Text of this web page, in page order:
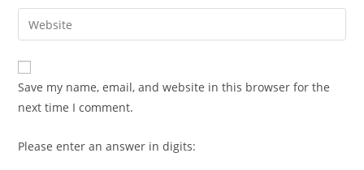
comment
email
address
comment
Enter
your
website
URL
(optional)
Save my name, email, and website in this browser for the
next time I comment.
Please enter an answer in digits: